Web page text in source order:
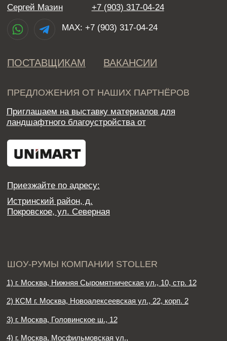
ШОУ-РУМЫ КОМПАНИИ STOLLER
1) г. Москва, Нижняя Сыромятническая ул., 10, стр. 12
4) г. Москва, Мосфильмовская ул.,
+7 (927) 039-12-88 Лиля
*При планировании посещения шоу-рума просим позвонить нам
и согласовать дату и время приезда заранее
Политика конфиденциальности
© 2025 Stoller
Дизайн сайта